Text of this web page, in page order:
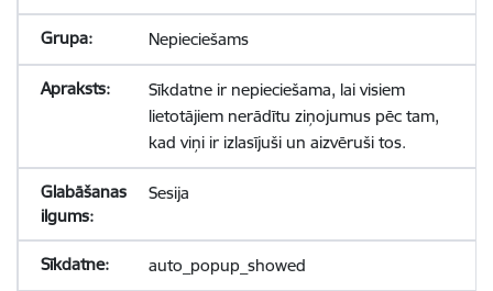
Nepieciešams
Sīkdatne ir nepieciešama, lai visiem
lietotājiem nerādītu ziņojumus pēc tam,
kad viņi ir izlasījuši un aizvēruši tos.
Sesija
auto_popup_showed